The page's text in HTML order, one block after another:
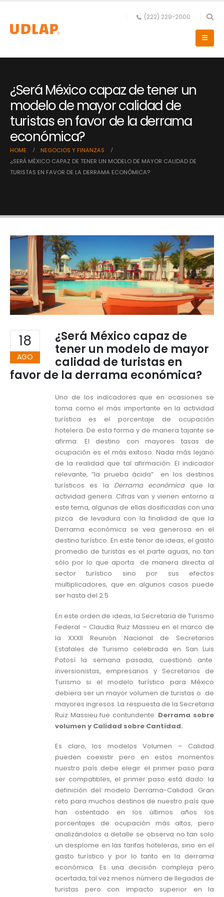
(222) 229-2000
¿Será México capaz de tener un
modelo de mayor calidad de
turistas en favor de la derrama
económica?
HOME
NEGOCIOS Y FINANZAS
¿SERÁ MÉXICO CAPAZ DE TENER UN MODELO DE MAYOR CALIDAD DE
TURISTAS EN FAVOR DE LA DERRAMA ECONÓMICA?
18
AGO
¿Será México capaz de
tener un modelo de mayor
calidad de turistas en
favor de la derrama económica?
Uno de los indicadores que en ocasiones se
toma como el más importante en la actividad
turística es el porcentaje de ocupación
hotelera. De esta forma y de manera tajante se
afirma: El destino con mayores tasas de
ocupación es el más exitoso. Nada más lejano
de la realidad que tal afirmación. El indicador
relevante, “la prueba ácida” en los destinos
turísticos es la Derrama económicaque la
actividad genera. Cifras van y vienen entorno a
este tema, algunas de ellas dosificadas con una
pizca de levadura con la finalidad de que la
Derrama económica se vea generosa en el
destino turístico. En este tenor de ideas, el gasto
promedio de turistas es el parte aguas, no tan
sólo por lo que aporta de manera directa al
sector turístico sino por sus efectos
multiplicadores, que en algunos casos puede
ser hasta del 2.5
En este orden de ideas, la Secretaria de Turismo
Federal – Claudia Ruiz Massieu en el marco de
la XXXII Reunión Nacional de Secretarios
Estatales de Turismo celebrada en San Luis
Potosí la semana pasada, cuestionó ante
inversionistas, empresarios y Secretarios de
Turismo si el modelo turístico para México
debiera ser un mayor volumen de turistas o de
mayores ingresos. La respuesta de la Secretaria
Ruiz Massieu fue contundente: Derrama sobre
volumen y Calidad sobre Cantidad.
Es claro, los modelos Volumen – Calidad
pueden coexistir pero en estos momentos
nuestro país debe elegir el primer paso para
ser compatibles, el primer paso está dado: la
definición del modelo Derrama-Calidad. Gran
reto para muchos destinos de nuestro país que
han ostentado en los últimos años los
porcentajes de ocupación más altos, pero
analizándolos a detalle se observa no tan solo
un desplome en las tarifas hoteleras, sino en el
gasto turístico y por lo tanto en la derrama
económica. Es una decisión compleja pero
acertada, tal vez menos número de llegadas de
turistas pero con impacto superior en la